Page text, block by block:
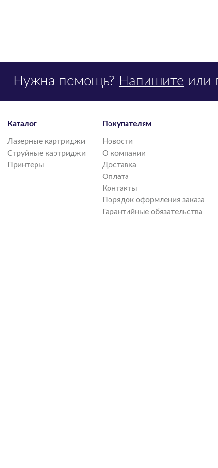
Нужна помощь? Напишите или
Каталог
Лазерные картриджи
Струйные картриджи
Принтеры
Покупателям
Новости
О компании
Доставка
Оплата
Контакты
Порядок оформления заказа
Гарантийные обязательства